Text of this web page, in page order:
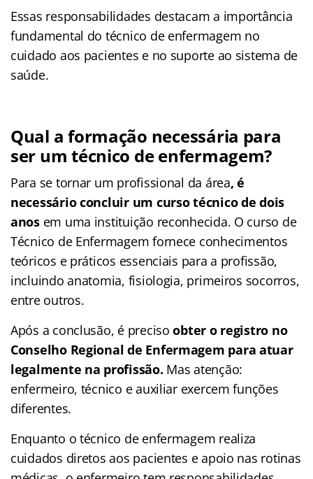
Essas responsabilidades destacam a importância
fundamental do técnico de enfermagem no
cuidado aos pacientes e no suporte ao sistema de
saúde.
Qual a formação necessária para
ser um técnico de enfermagem?
Para se tornar um profissional da área, é
necessário concluir um curso técnico de dois
anos em uma instituição reconhecida. O curso de
Técnico de Enfermagem fornece conhecimentos
teóricos e práticos essenciais para a profissão,
incluindo anatomia, fisiologia, primeiros socorros,
entre outros.
Após a conclusão, é precisoobter o registro no
Conselho Regional de Enfermagem para atuar
legalmente na profissão. Mas atenção:
enfermeiro, técnico e auxiliar exercem funções
diferentes.
Enquanto o técnico de enfermagem realiza
cuidados diretos aos pacientes e apoio nas rotinas